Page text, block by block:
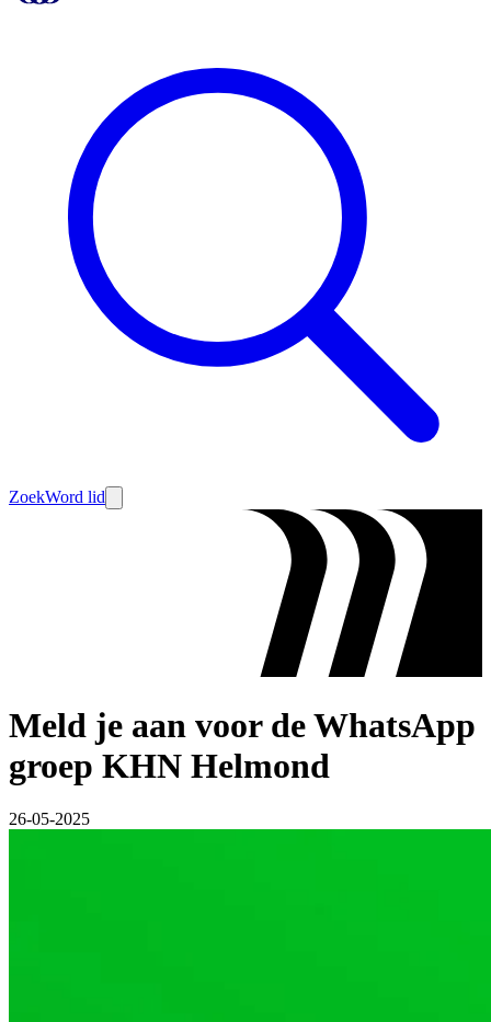
ZoekWord lid
Meld je aan voor de WhatsApp
groep KHN Helmond
26-05-2025